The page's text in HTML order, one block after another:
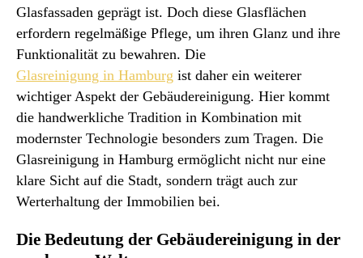
Glasfassaden geprägt ist. Doch diese Glasflächen
erfordern regelmäßige Pflege, um ihren Glanz und ihre
Funktionalität zu bewahren. Die
Glasreinigung in Hamburg ist daher ein weiterer
wichtiger Aspekt der Gebäudereinigung. Hier kommt
die handwerkliche Tradition in Kombination mit
modernster Technologie besonders zum Tragen. Die
Glasreinigung in Hamburg ermöglicht nicht nur eine
klare Sicht auf die Stadt, sondern trägt auch zur
Werterhaltung der Immobilien bei.
Die Bedeutung der Gebäudereinigung in der